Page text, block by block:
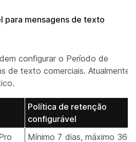
para mensagens de texto
configurar o Período de
de texto comerciais. Atualmente
Política de retenção
configurável
Mínimo 7 dias, máximo 360